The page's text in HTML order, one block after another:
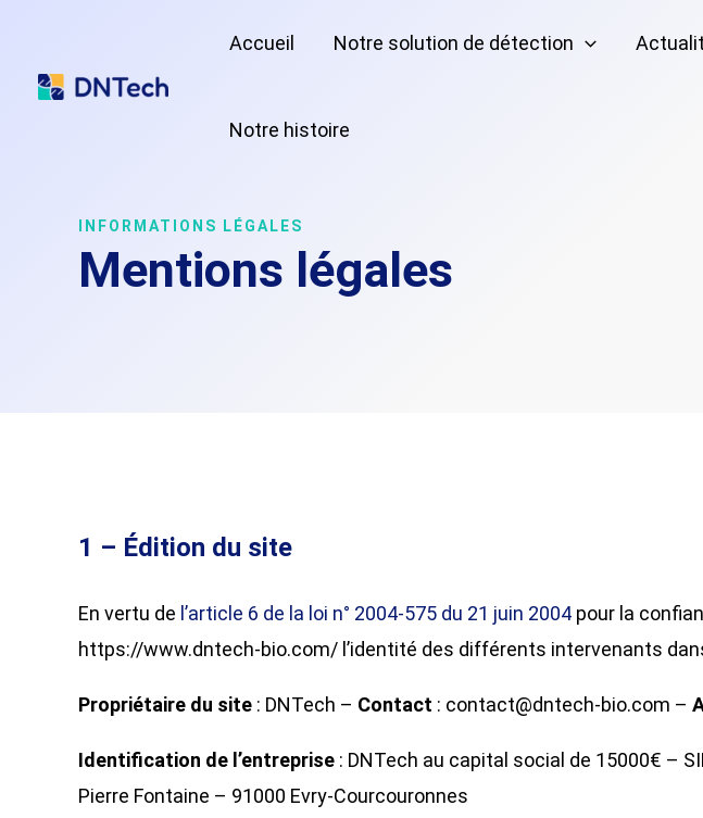
contenu
Accueil Notre solution de détection
Notre histoire
INFORMATIONS LÉGALES
Mentions légales
1 – Édition du site
En vertu de l’article 6 de la loi n° 2004-575 du 21 juin 2004 pour la
https://www.dntech-bio.com/ l’identité des différents intervenants
Propriétaire du site : DNTech – Contact : contact@dntech-bio.com –
Identification de l’entreprise : DNTech au capital social de 15000€ –
Pierre Fontaine – 91000 Evry-Courcouronnes